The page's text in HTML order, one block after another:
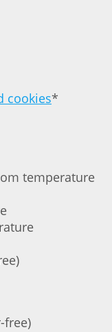
cookies*
temperature
free)